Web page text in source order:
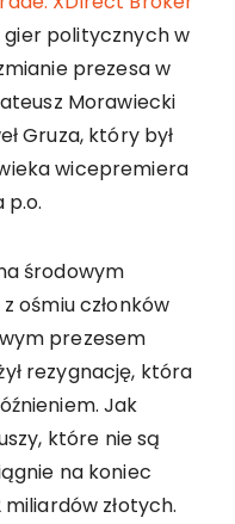
gier politycznych w
prezesa w
Morawiecki
Gruza, który był
wicepremiera
p.o.
środowym
ośmiu członków
prezesem
rezygnację, która
Jak
które nie są
na koniec
złotych.